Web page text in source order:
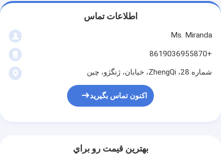
اطلاعات تماس
Ms. Miranda
+8619036955870
شماره 28، ZhengQi، خیابان، ژنگژو، چین
اکنون تماس بگیرید
بهترين قيمت رو براي